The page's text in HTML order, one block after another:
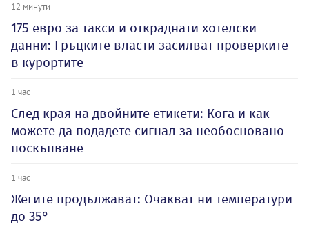
12 минути
175 евро за такси и откраднати хотелски
данни: Гръцките власти засилват проверките
в курортите
1 час
След края на двойните етикети: Кога и как
можете да подадете сигнал за необосновано
поскъпване
1 час
Жегите продължават: Очакват ни температури
до 35°